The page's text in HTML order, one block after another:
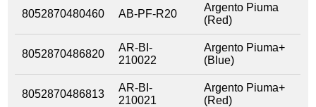
8052870480460 AB-PF-R20
Argento Piuma
(Red)
8052870486820
AR-BI-
210022
Argento Piuma+
(Blue)
8052870486813
AR-BI-
210021
Argento Piuma+
(Red)